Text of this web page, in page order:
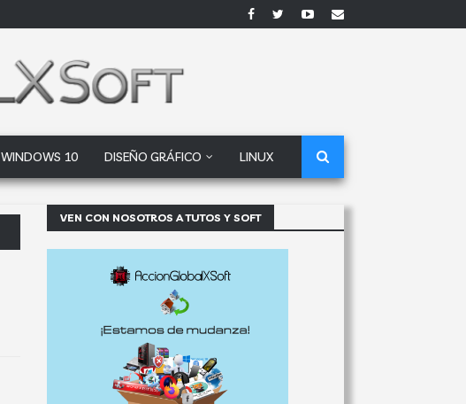
WINDOWS 10 DISEÑO GRÁFICO LINUX
VEN CON NOSOTROS A TUTOS Y SOFT